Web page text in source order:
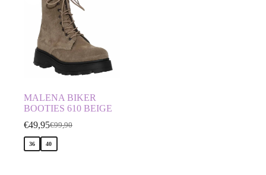
MALENA BIKER
BOOTIES 610 BEIGE
€99,90
€49,95
36 40